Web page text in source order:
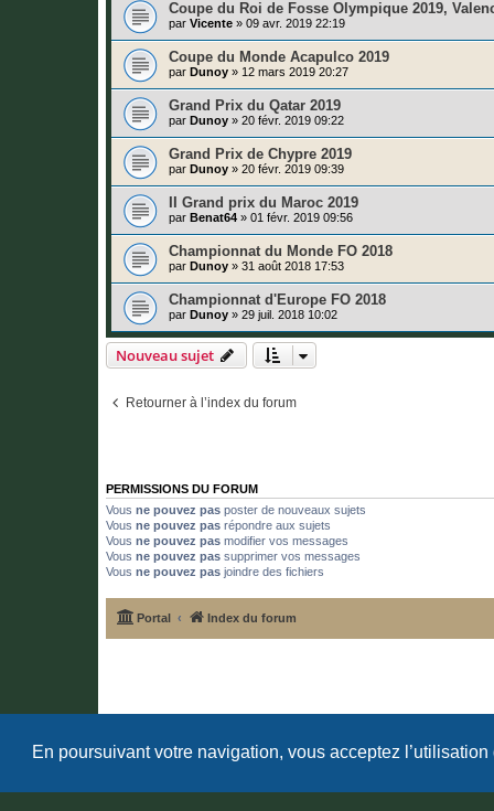
En poursuivant votre navigation, vous acceptez l’utilisation
Coupe du Roi de Fosse Olympique 2019,
par Vicente » 09 avr. 2019 22:19
Coupe du Monde Acapulco 2019
par Dunoy » 12 mars 2019 20:27
Grand Prix du Qatar 2019
par Dunoy » 20 févr. 2019 09:22
Grand Prix de Chypre 2019
par Dunoy » 20 févr. 2019 09:39
II Grand prix du Maroc 2019
par Benat64 » 01 févr. 2019 09:56
Championnat du Monde FO 2018
par Dunoy » 31 août 2018 17:53
Championnat d'Europe FO 2018
par Dunoy » 29 juil. 2018 10:02
Nouveau sujet
Retourner à l’index du forum
PERMISSIONS DU FORUM
Vous ne pouvez pas poster de nouveaux sujets
Vous ne pouvez pas répondre aux sujets
Vous ne pouvez pas modifier vos messages
Vous ne pouvez pas supprimer vos messages
Vous ne pouvez pas joindre des fichiers
Portal Index du forum